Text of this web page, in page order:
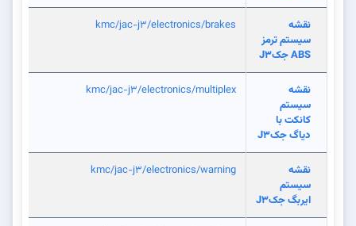
نقشه
سیستم ترمز
ABS جکJ3
kmc/jac-j3/electronics/brakes
نقشه
سیستم
کانکت با
دیاگ جکJ3
kmc/jac-j3/electronics/multiplex
نقشه
سیستم
ایربگ جکJ3
kmc/jac-j3/electronics/warning